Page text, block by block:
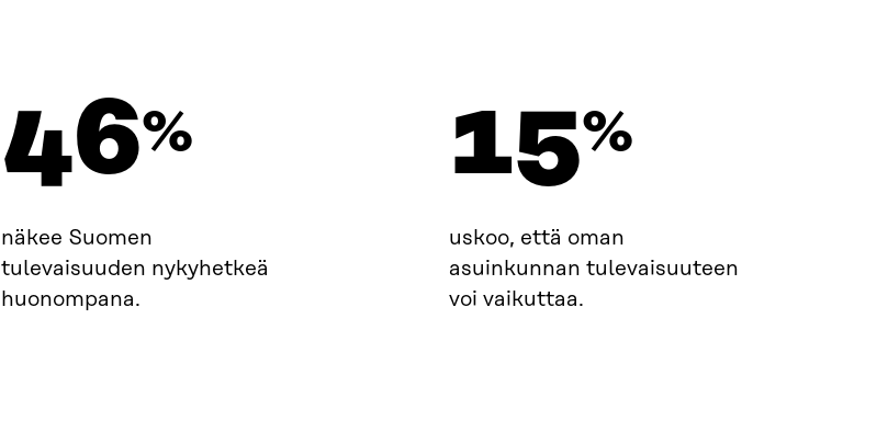
46%
näkee Suomen
tulevaisuuden nykyhetkeä
huonompana.
15%
uskoo, että oman
asuinkunnan tulevaisuuteen
voi vaikuttaa.